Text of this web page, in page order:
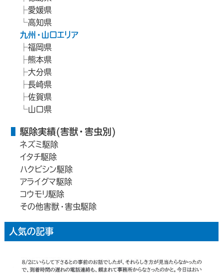
愛媛県
高知県
九州・山口エリア
福岡県
熊本県
大分県
長崎県
佐賀県
山口県
駆除実績(害獣・害虫別)
ネズミ駆除
イタチ駆除
ハクビシン駆除
アライグマ駆除
コウモリ駆除
その他害獣・害虫駆除
人気の記事